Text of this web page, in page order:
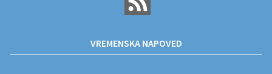
VREMENSKA NAPOVED